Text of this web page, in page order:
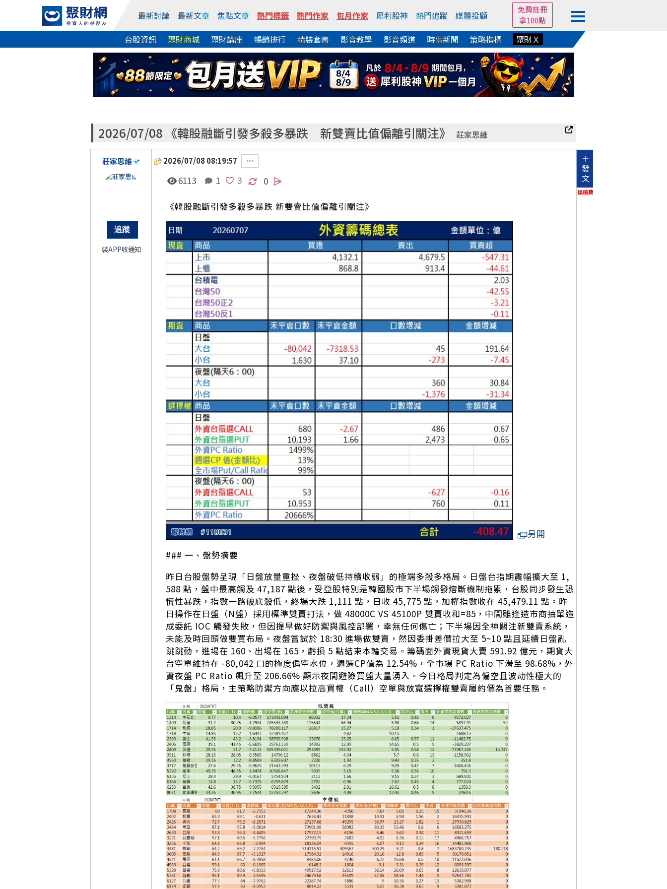
最新討論 最新文章 焦點文章 熱門標籤 熱門作家 包月作家 犀利股神 熱門追蹤 媒體投顧
免費註冊
拿100點
台股資訊 聚財商城 聚財講座 暢銷排行 精裝套書 影音教學 影音頻道 時事新聞 策略指標 聚財Ｘ
2026/07/08 《韓股融斷引發多殺多暴跌 新雙賣比值偏離引關注》 莊家思維
莊家思維
裝APP收通知
2026/07/08 08:19:57
＋
發
文
換稿費
6113 1 0
《韓股融斷引發多殺多暴跌 新雙賣比值偏離引關注》
另開
### 一、盤勢摘要
昨日台股盤勢呈現「日盤放量重挫、夜盤破低持續收弱」的極端多殺多格局。日盤台指期震幅擴大至 1,
588 點，盤中最高觸及 47,187 點後，受亞股特別是韓國股市下半場觸發熔斷機制拖累，台股同步發生恐
慌性暴跌，指數一路破底殺低，終場大跌 1,111 點，日收 45,775 點，加權指數收在 45,479.11 點。昨
日操作在日盤（N盤）採用標準雙賣打法，做 48000C VS 45100P 雙賣收和=85，中間雖逢造市商抽單造
成委託 IOC 觸發失敗，但因提早做好防禦與風控部署，幸無任何傷亡；下半場因全神關注新雙賣系統，
未能及時回頭做雙買布局。夜盤嘗試於 18:30 進場做雙賣，然因委掛差價拉大至 5~10 點且延續日盤亂
跳跳動，進場在 160、出場在 165，虧損 5 點結束本輪交易。籌碼面外資現貨大賣 591.92 億元，期貨大
台空單維持在 -80,042 口的極度偏空水位，週選CP值為 12.54%，全市場 PC Ratio 下滑至 98.68%，外
資夜盤 PC Ratio 飆升至 206.66% 顯示夜間避險買盤大量湧入。今日格局判定為偏空且波动性極大的
「鬼盤」格局，主策略防禦方向應以拉高買權（Call）空單與放寬選擇權雙賣履約價為首要任務。